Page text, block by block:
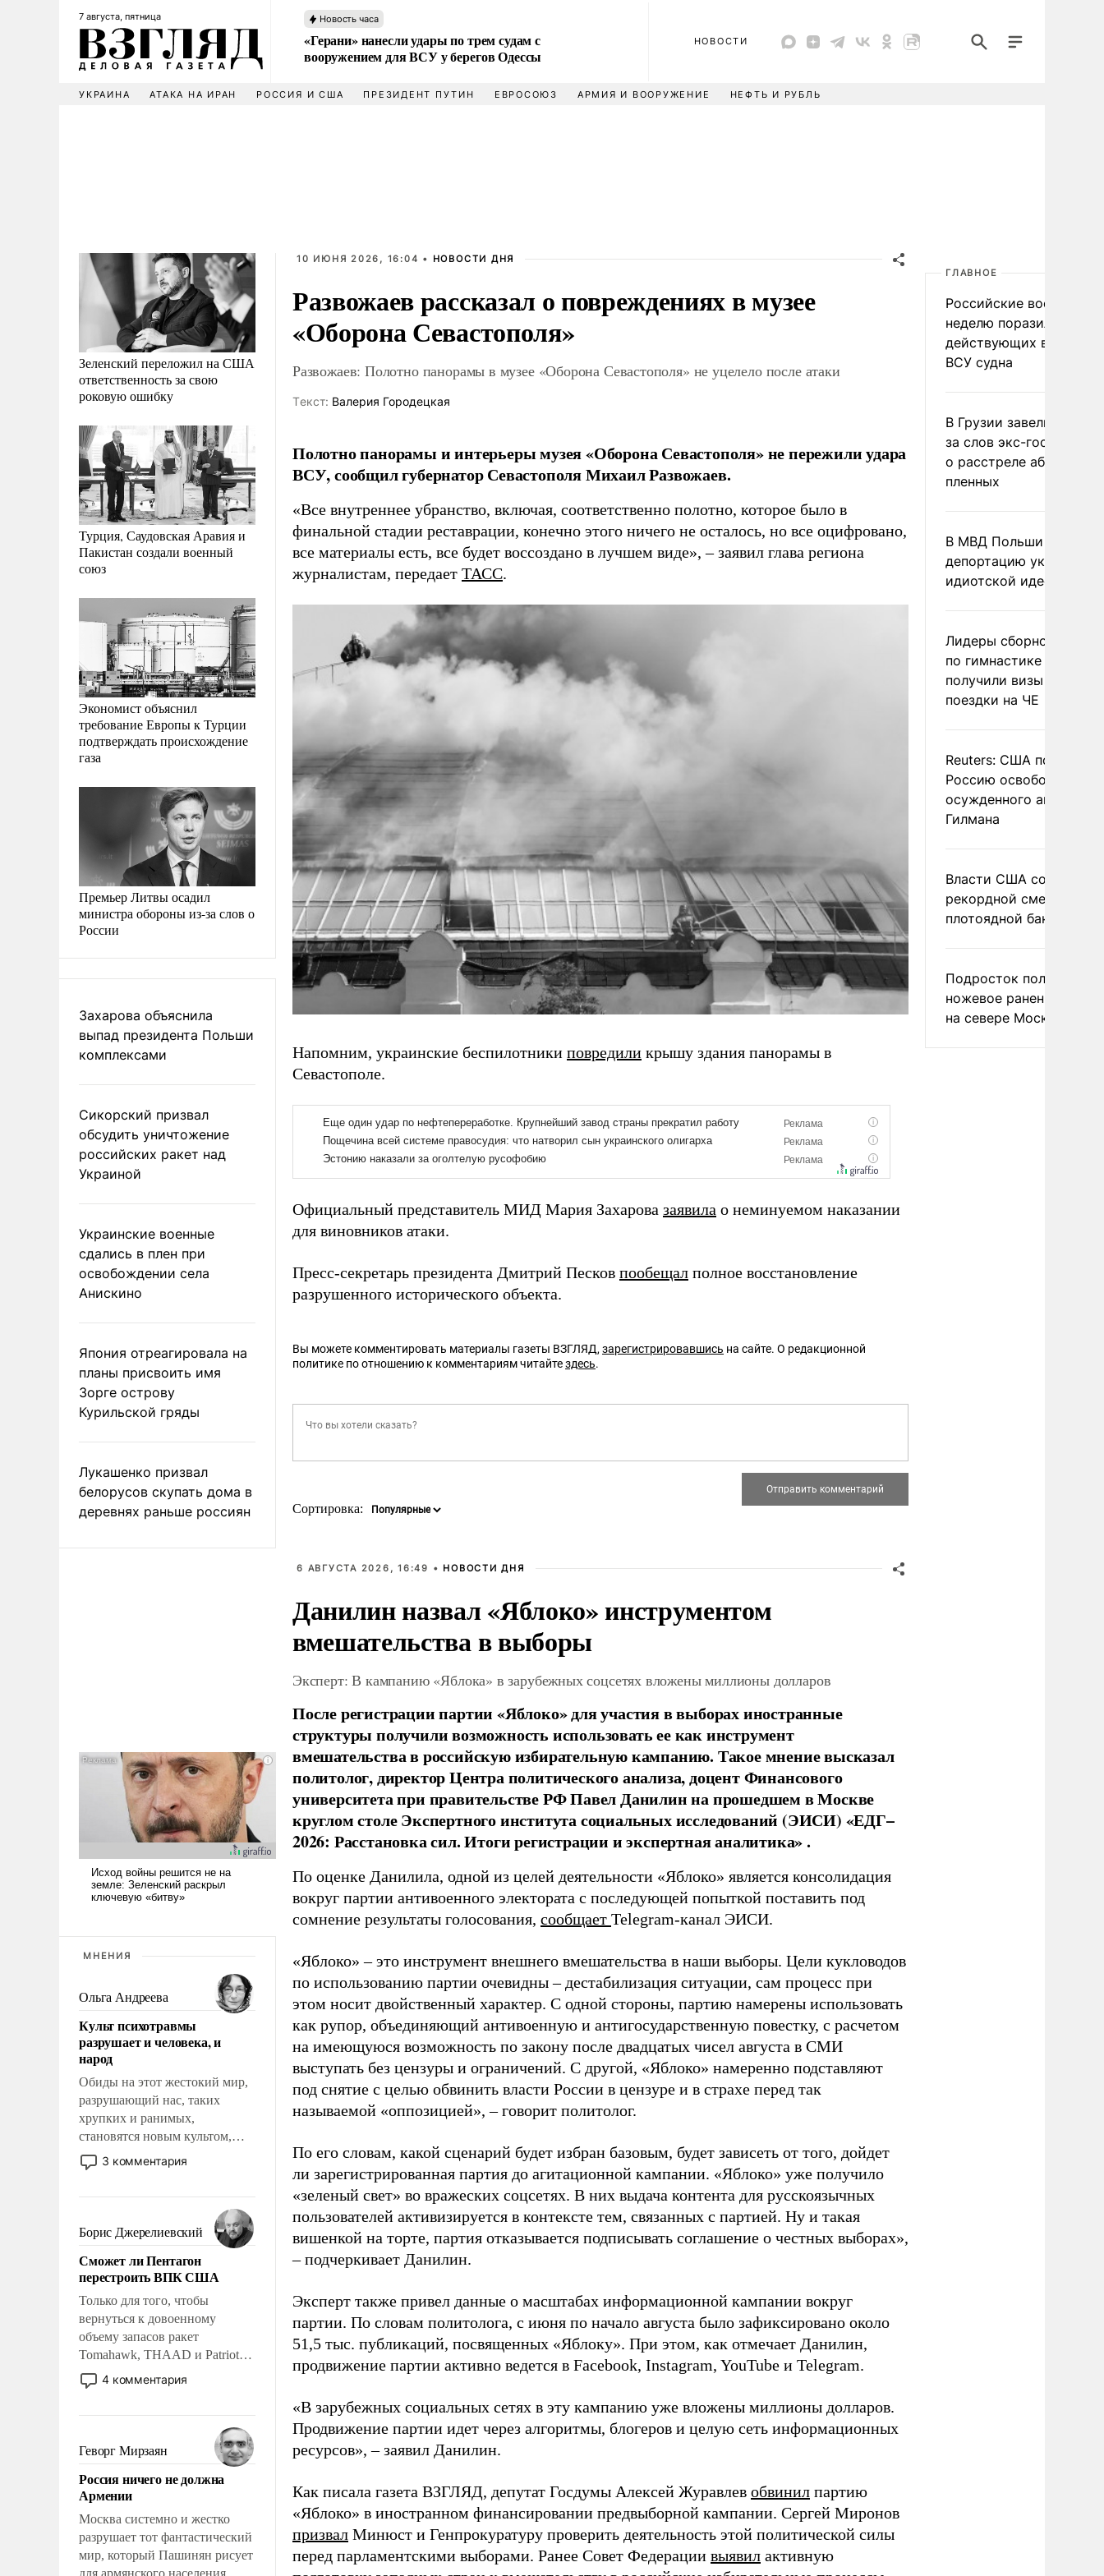
7 августа, пятница Новость часа
«Герани» нанесли удары по трем судам с
вооружением для ВСУ у берегов Одессы
НОВОСТИ
УКРАИНА АТАКА НА ИРАН РОССИЯ И США ПРЕЗИДЕНТ ПУТИН ЕВРОСОЮЗ АРМИЯ И ВООРУЖЕНИЕ НЕФТЬ И РУБЛЬ
Зеленский переложил на США
ответственность за свою
роковую ошибку
Турция, Саудовская Аравия и
Пакистан создали военный
союз
Экономист объяснил
требование Европы к Турции
подтверждать происхождение
газа
Премьер Литвы осадил
министра обороны из-за слов о
России
Захарова объяснила
выпад президента Польши
комплексами
Сикорский призвал
обсудить уничтожение
российских ракет над
Украиной
Украинские военные
сдались в плен при
освобождении села
Анискино
Япония отреагировала на
планы присвоить имя
Зорге острову
Курильской гряды
Лукашенко призвал
белорусов скупать дома в
деревнях раньше россиян
МНЕНИЯ
Ольга Андреева
Культ психотравмы
разрушает и человека, и
народ
Обиды на этот жестокий мир,
разрушающий нас, таких
хрупких и ранимых,
становятся новым культом,
постепенно вытесняя и
отменяя традиционное
мужественным и твердым под
ударами судьбы, брать на себя
ответственность, помогать
слабым, идти вперед и
адаптироваться.
3 комментария
Борис Джерелиевский
Сможет ли Пентагон
перестроить ВПК США
Только для того, чтобы
вернуться к довоенному
объему запасов ракет
Tomahawk, THAAD и Patriot
США потребуется более трех
лет. Даже небольшая война с
Сложившаяся ситуация
означает многолетний период
уязвимости США, например,
перед Китаем.
4 комментария
Геворг Мирзаян
Россия ничего не должна
Армении
Москва системно и жестко
разрушает тот фантастический
мир, который Пашинян рисует
для армянского населения.
10 ИЮНЯ 2026, 16:04 • НОВОСТИ ДНЯ
Развожаев рассказал о повреждениях в музее
«Оборона Севастополя»
Развожаев: Полотно панорамы в музее «Оборона Севастополя» не уцелело после атаки
Tекст: Валерия Городецкая
Полотно панорамы и интерьеры музея «Оборона Севастополя» не пережили удара
ВСУ, сообщил губернатор Севастополя Михаил Развожаев.
«Все внутреннее убранство, включая, соответственно полотно, которое было в
финальной стадии реставрации, конечно этого ничего не осталось, но все оцифровано,
все материалы есть, все будет воссоздано в лучшем виде», – заявил глава региона
журналистам, передает ТАСС.
Напомним, украинские беспилотники повредили крышу здания панорамы в
Севастополе.
Официальный представитель МИД Мария Захарова заявила о неминуемом наказании
для виновников атаки.
Пресс-секретарь президента Дмитрий Песков пообещал полное восстановление
разрушенного исторического объекта.
Вы можете комментировать материалы газеты ВЗГЛЯД, зарегистрировавшись на сайте. О редакционной
политике по отношению к комментариям читайтездесь.
Сортировка:
6 АВГУСТА 2026, 16:49 • НОВОСТИ ДНЯ
Данилин назвал «Яблоко» инструментом
вмешательства в выборы
Эксперт: В кампанию «Яблока» в зарубежных соцсетях вложены миллионы долларов
После регистрации партии «Яблоко» для участия в выборах иностранные
структуры получили возможность использовать ее как инструмент
вмешательства в российскую избирательную кампанию. Такое мнение высказал
политолог, директор Центра политического анализа, доцент Финансового
университета при правительстве РФ Павел Данилин на прошедшем в Москве
круглом столе Экспертного института социальных исследований (ЭИСИ) «ЕДГ–
2026: Расстановка сил. Итоги регистрации и экспертная аналитика» .
По оценке Данилила, одной из целей деятельности «Яблоко» является консолидация
вокруг партии антивоенного электората с последующей попыткой поставить под
сомнение результаты голосования, сообщает Telegram-канал ЭИСИ.
«Яблоко» – это инструмент внешнего вмешательства в наши выборы. Цели кукловодов
по использованию партии очевидны – дестабилизация ситуации, сам процесс при
этом носит двойственный характер. С одной стороны, партию намерены использовать
как рупор, объединяющий антивоенную и антигосударственную повестку, с расчетом
на имеющуюся возможность по закону после двадцатых чисел августа в СМИ
выступать без цензуры и ограничений. С другой, «Яблоко» намеренно подставляют
под снятие с целью обвинить власти России в цензуре и в страхе перед так
называемой «оппозицией», – говорит политолог.
По его словам, какой сценарий будет избран базовым, будет зависеть от того, дойдет
ли зарегистрированная партия до агитационной кампании. «Яблоко» уже получило
«зеленый свет» во вражеских соцсетях. В них выдача контента для русскоязычных
пользователей активизируется в контексте тем, связанных с партией. Ну и такая
вишенкой на торте, партия отказывается подписывать соглашение о честных выборах»,
– подчеркивает Данилин.
Эксперт также привел данные о масштабах информационной кампании вокруг
партии. По словам политолога, с июня по начало августа было зафиксировано около
51,5 тыс. публикаций, посвященных «Яблоку». При этом, как отмечает Данилин,
продвижение партии активно ведется в Facebook, Instagram, YouTube и Telegram.
«В зарубежных социальных сетях в эту кампанию уже вложены миллионы долларов.
Продвижение партии идет через алгоритмы, блогеров и целую сеть информационных
ресурсов», – заявил Данилин.
Как писала газета ВЗГЛЯД, депутат Госдумы Алексей Журавлев обвинил партию
«Яблоко» в иностранном финансировании предвыборной кампании. Сергей Миронов
призвал Минюст и Генпрокуратуру проверить деятельность этой политической силы
перед парламентскими выборами. Ранее Совет Федерации выявил активную
ГЛАВНОЕ
Российские военные за
неделю поразили 34
действующих в
ВСУ судна
В Грузии завели дело
за слов экс-
о расстреле абхазских
пленных
В МВД Польши назвали
депортацию украинцев
идиотской идеей
Лидеры сборной
по гимнастике не
получили визы для
поездки на ЧЕ
Reuters: США
Россию освободить
осужденного
Гилмана
Власти США сообщили
рекордной смертности
плотоядной бактерии
Подросток получил
ножевое ранение в
на севере Москвы